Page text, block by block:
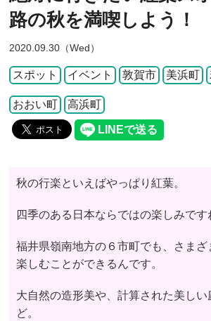
路の秋を満喫しよう！
2020.09.30（Wed）
スポット イベント 敦賀市 美浜町
おおい町 高浜町
秋の行楽といえばやっぱり紅葉。
四季のある日本ならではの楽しみです
福井県嶺南地方の６市町でも、さまざ
楽しむことができるんです。
大自然の造形美や、計算された美し
ど。